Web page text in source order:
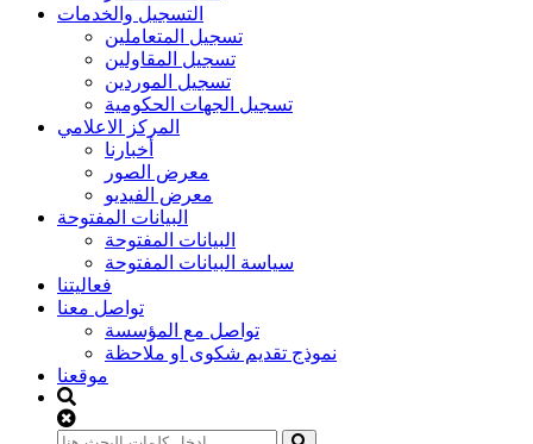
التسجيل والخدمات
تسجيل المتعاملين
تسجيل المقاولين
تسجيل الموردين
تسجيل الجهات الحكومية
المركز الاعلامي
أخبارنا
معرض الصور
معرض الفيديو
البيانات المفتوحة
البيانات المفتوحة
سياسة البيانات المفتوحة
فعاليتنا
تواصل معنا
تواصل مع المؤسسة
نموذج تقديم شكوى او ملاحظة
موقعنا